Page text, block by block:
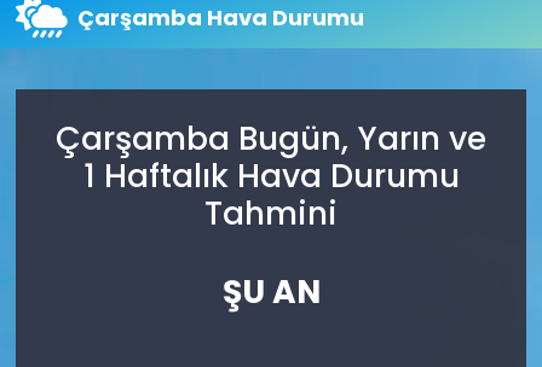
Çarşamba Hava Durumu
Çarşamba Bugün, Yarın ve
1 Haftalık Hava Durumu
Tahmini
ŞU AN
Kültür-Sanat
Spor
Trafik Durumu
Tüm Manşetler
Son Dakika Haberleri